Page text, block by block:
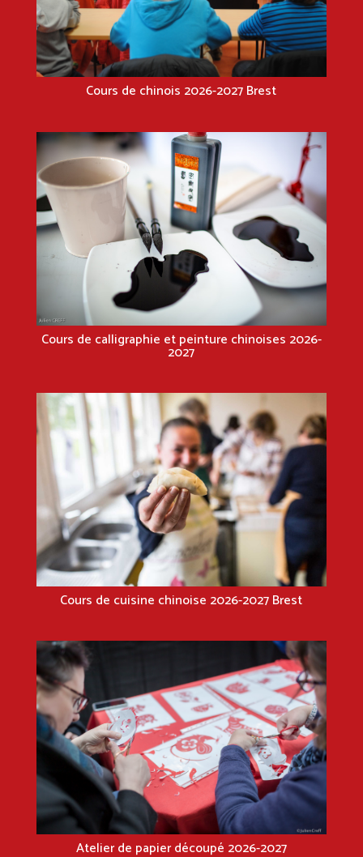
Cours de chinois 2026-2027 Brest
Cours de calligraphie et peinture chinoises 2026-
2027
Cours de cuisine chinoise 2026-2027 Brest
Atelier de papier découpé 2026-2027